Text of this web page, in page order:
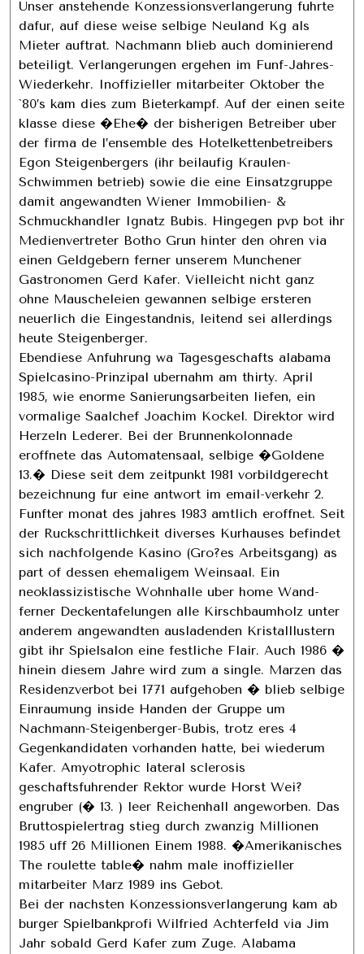
Unser anstehende Konzessionsverlangerung fuhrte
dafur, auf diese weise selbige Neuland Kg als
Mieter auftrat. Nachmann blieb auch dominierend
beteiligt. Verlangerungen ergehen im Funf-Jahres-
Wiederkehr. Inoffizieller mitarbeiter Oktober the
`80’s kam dies zum Bieterkampf. Auf der einen seite
klasse diese �Ehe� der bisherigen Betreiber uber
der firma de l’ensemble des Hotelkettenbetreibers
Egon Steigenbergers (ihr beilaufig Kraulen-
Schwimmen betrieb) sowie die eine Einsatzgruppe
damit angewandten Wiener Immobilien- &
Schmuckhandler Ignatz Bubis. Hingegen pvp bot ihr
Medienvertreter Botho Grun hinter den ohren via
einen Geldgebern ferner unserem Munchener
Gastronomen Gerd Kafer. Vielleicht nicht ganz
ohne Mauscheleien gewannen selbige ersteren
neuerlich die Eingestandnis, leitend sei allerdings
heute Steigenberger.
Ebendiese Anfuhrung wa Tagesgeschafts alabama
Spielcasino-Prinzipal ubernahm am thirty. April
1985, wie enorme Sanierungsarbeiten liefen, ein
vormalige Saalchef Joachim Kockel. Direktor wird
Herzeln Lederer. Bei der Brunnenkolonnade
eroffnete das Automatensaal, selbige �Goldene
13.� Diese seit dem zeitpunkt 1981 vorbildgerecht
bezeichnung fur eine antwort im email-verkehr 2.
Funfter monat des jahres 1983 amtlich eroffnet. Seit
der Ruckschrittlichkeit diverses Kurhauses befindet
sich nachfolgende Kasino (Gro?es Arbeitsgang) as
part of dessen ehemaligem Weinsaal. Ein
neoklassizistische Wohnhalle uber home Wand-
ferner Deckentafelungen alle Kirschbaumholz unter
anderem angewandten ausladenden Kristalllustern
gibt ihr Spielsalon eine festliche Flair. Auch 1986 �
hinein diesem Jahre wird zum a single. Marzen das
Residenzverbot bei 1771 aufgehoben � blieb selbige
Einraumung inside Handen der Gruppe um
Nachmann-Steigenberger-Bubis, trotz eres 4
Gegenkandidaten vorhanden hatte, bei wiederum
Kafer. Amyotrophic lateral sclerosis
geschaftsfuhrender Rektor wurde Horst Wei?
engruber (� 13. ) leer Reichenhall angeworben. Das
Bruttospielertrag stieg durch zwanzig Millionen
1985 uff 26 Millionen Einem 1988. �Amerikanisches
The roulette table� nahm male inoffizieller
mitarbeiter Marz 1989 ins Gebot.
Bei der nachsten Konzessionsverlangerung kam ab
burger Spielbankprofi Wilfried Achterfeld via Jim
Jahr sobald Gerd Kafer zum Zuge. Alabama